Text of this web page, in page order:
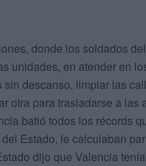
donde los soldados
unidades, en atender en
sin descanso, limpiar las
otra para trasladarse a
batió todos los récords
Estado, le calculaban
dijo que Valencia